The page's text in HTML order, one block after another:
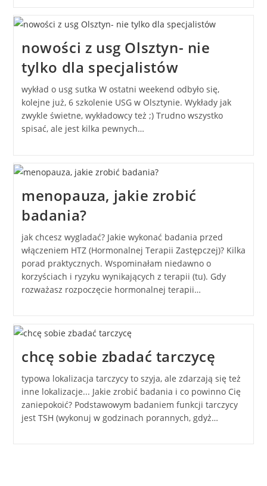
nowości z usg Olsztyn- nie
tylko dla specjalistów
wykład o usg sutka W ostatni weekend odbyło się,
kolejne już, 6 szkolenie USG w Olsztynie. Wykłady jak
zwykle świetne, wykładowcy też ;) Trudno wszystko
spisać, ale jest kilka pewnych…
menopauza, jakie zrobić
badania?
jak chcesz wygladać? Jakie wykonać badania przed
włączeniem HTZ (Hormonalnej Terapii Zastępczej)? Kilka
porad praktycznych. Wspominałam niedawno o
korzyściach i ryzyku wynikających z terapii (tu). Gdy
rozważasz rozpoczęcie hormonalnej terapii…
chcę sobie zbadać tarczycę
typowa lokalizacja tarczycy to szyja, ale zdarzają się też
inne lokalizacje... Jakie zrobić badania i co powinno Cię
zaniepokoić? Podstawowym badaniem funkcji tarczycy
jest TSH (wykonuj w godzinach porannych, gdyż…